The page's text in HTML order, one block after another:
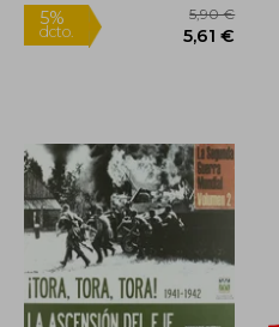
15,08 €